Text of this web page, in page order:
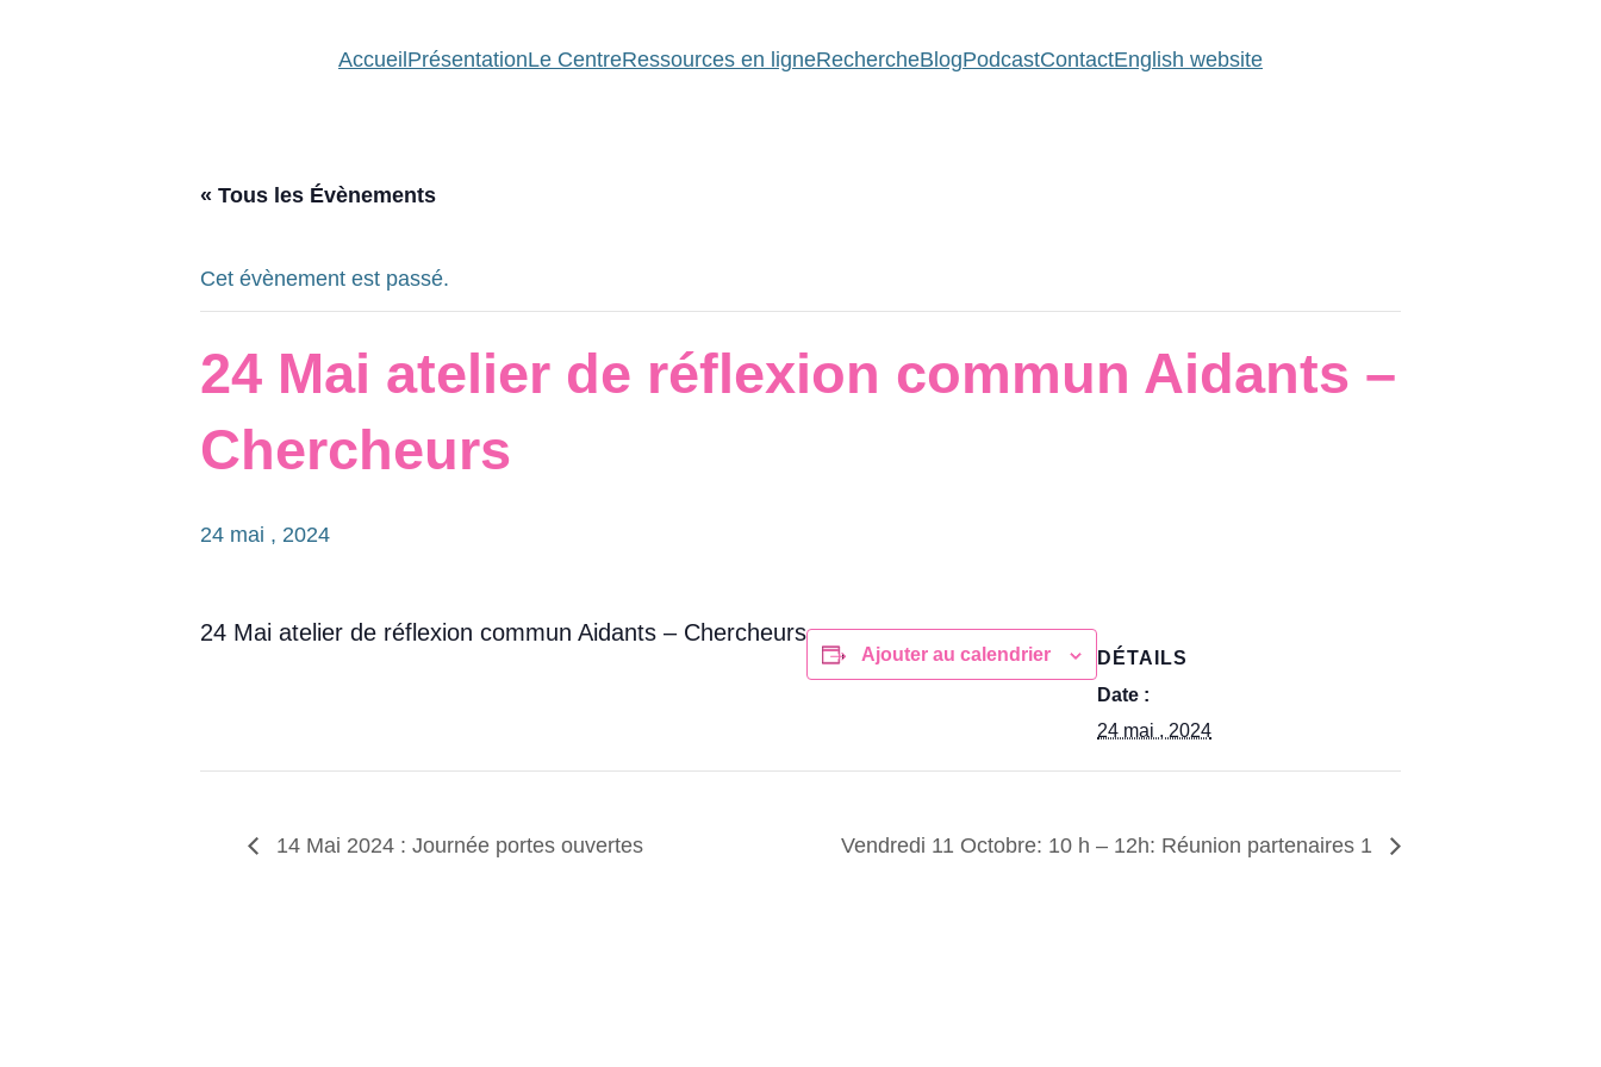
AccueilPrésentationLe CentreRessources en ligneRechercheBlogPodcastContactEnglish website
« Tous les Évènements
Cet évènement est passé.
24 Mai atelier de réflexion commun Aidants –
Chercheurs
24 mai , 2024
24 Mai atelier de réflexion commun Aidants – Chercheurs
Ajouter au calendrier
DÉTAILS
Date :
24 mai , 2024
14 Mai 2024 : Journée portes ouvertes Vendredi 11 Octobre: 10 h – 12h: Réunion partenaires 1